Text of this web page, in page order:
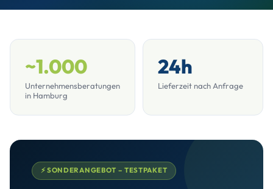
~1.000
Unternehmensberatungen
in Hamburg
24h
Lieferzeit nach Anfrage
⚡ SONDERANGEBOT – TESTPAKET